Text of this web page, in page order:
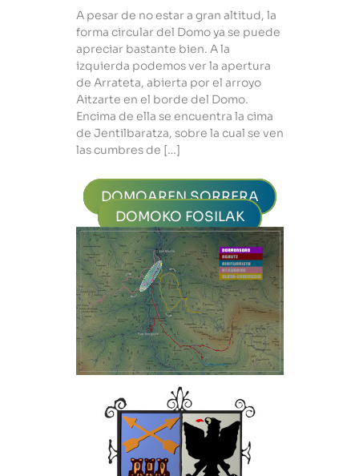
A pesar de no estar a gran altitud, la
forma circular del Domo ya se puede
apreciar bastante bien. A la
izquierda podemos ver la apertura
de Arrateta, abierta por el arroyo
Aitzarte en el borde del Domo.
Encima de ella se encuentra la cima
de Jentilbaratza, sobre la cual se ven
las cumbres de […]
DOMOAREN SORRERA
DOMOKO FOSILAK